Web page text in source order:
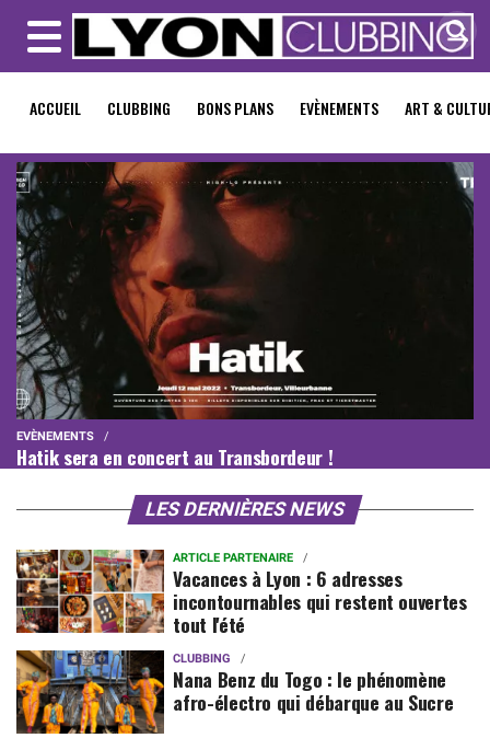
MENU
ACCUEIL CLUBBING BONS PLANS EVÈNEMENTS ART &
EVÈNEMENTS
Hatik sera en concert au Transbordeur !
LES DERNIÈRES NEWS
ARTICLE PARTENAIRE
Vacances à Lyon : 6 adresses
incontournables qui restent ouvertes
tout l'été
CLUBBING
Nana Benz du Togo : le phénomène
afro-électro qui débarque au Sucre